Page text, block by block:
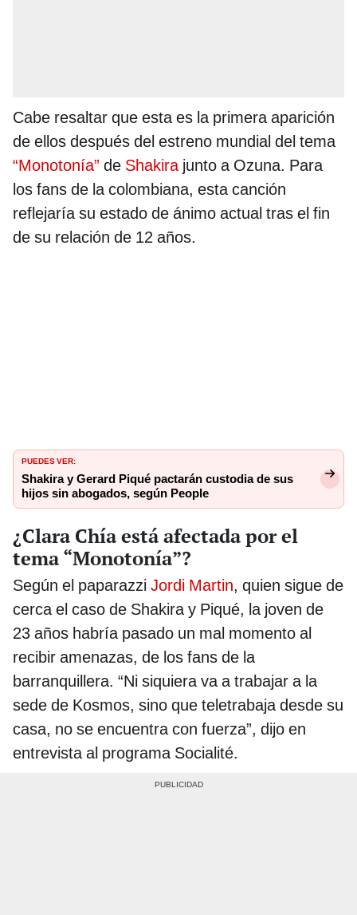
Cabe resaltar que esta es la primera aparición
de ellos después del estreno mundial del tema
“Monotonía” de Shakira junto a Ozuna. Para
los fans de la colombiana, esta canción
reflejaría su estado de ánimo actual tras el fin
de su relación de 12 años.
PUEDES VER:
Shakira y Gerard Piqué pactarán custodia de sus
hijos sin abogados, según People
¿Clara Chía está afectada por el
tema “Monotonía”?
Según el paparazzi Jordi Martin, quien sigue de
cerca el caso de Shakira y Piqué, la joven de
23 años habría pasado un mal momento al
recibir amenazas, de los fans de la
barranquillera. “Ni siquiera va a trabajar a la
sede de Kosmos, sino que teletrabaja desde su
casa, no se encuentra con fuerza”, dijo en
entrevista al programa Socialité.